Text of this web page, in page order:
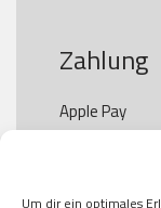
Um dir ein optimales
Zahlung
Apple Pay
Paypal